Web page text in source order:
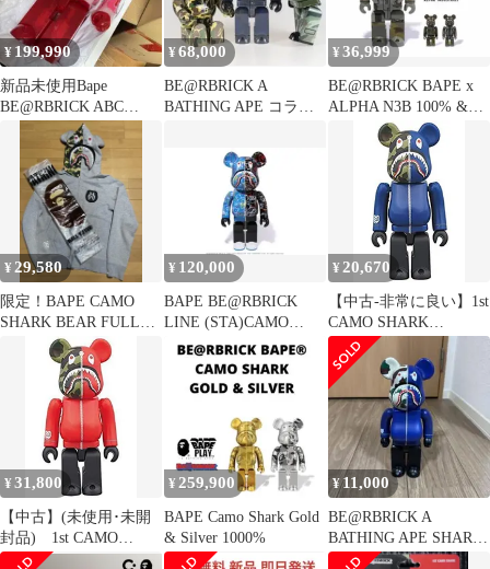
¥ 199,990
新品未使用Bape
BE@RBRICK ABC
CAMO SHARK 1000％
¥68,000
BE@RBRICK A
BATHING APE コラボ 3
¥ 36,999
BE@RBRICK BAPE x
ALPHA N3B 100% &
¥ 29,580
限定！BAPE CAMO
SHARK BEAR FULL
ZIP HOODIE
¥ 120,000
BAPE BE@RBRICK
LINE (STA)CAMO
SHARK1000％
¥ 20,670
【中古-非常に良い】1st
CAMO SHARK
BE@RBRICK 100％
NAVY
¥31,800
【中古】(未使用･未開
封品) 1st CAMO
SHARK BE@RBRICK
¥ 259,900
BAPE Camo Shark Gold
& Silver 1000%
¥11,000
BE@RBRICK A
BATHING APE SHARK
400%